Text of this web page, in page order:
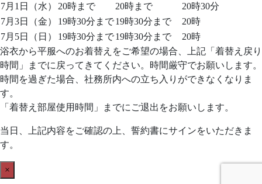
7月1日（水）
20時まで 20時まで
20時30分
7月3日（金）
19時30分まで19時30分まで
20時
7月5日（日）
19時30分まで19時30分まで
20時
浴衣から平服へのお着替えをご希望の場合、上記「着替え戻り
時間」までに戻ってきてください。時間厳守でお願いします。
時間を過ぎた場合、社務所内への立ち入りができなくなりま
す。
「着替え部屋使用時間」までにご退出をお願いします。
当日、上記内容をご確認の上、誓約書にサインをいただきま
す。
×